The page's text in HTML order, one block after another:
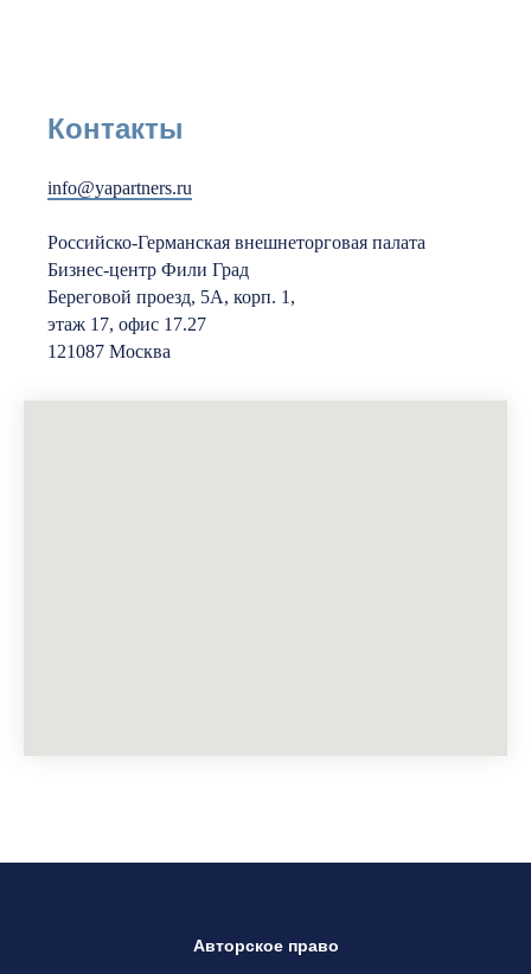
Контакты
info@yapartners.ru
Российско-Германская внешнеторговая палата
Бизнес-центр Фили Град
Береговой проезд, 5А, корп. 1,
этаж 17, офис 17.27
121087 Москва
Авторское право